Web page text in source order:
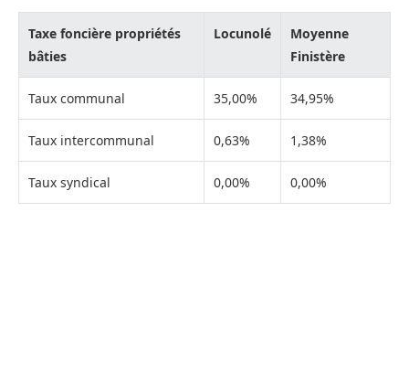
Taxe foncière propriétés
bâties
Locunolé
Moyenne
Finistère
Taux communal 35,00% 34,95%
Taux intercommunal 0,63% 1,38%
Taux syndical 0,00% 0,00%